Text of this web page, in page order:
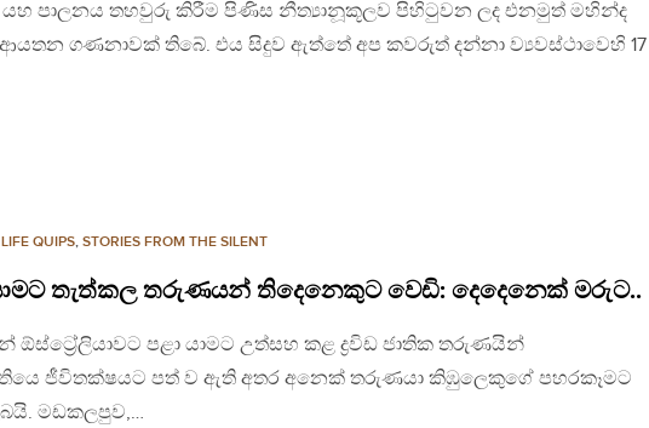
යහ පාලනය තහවුරු කිරීම පිණිස නීත්‍යානූකූලව පිහිටුවන ලද එනමුත් මහින්ද
ගණනාවක් තිබේ. එය සිදුව ඇත්තේ අප කවරුත් දන්නා ව්‍යවස්ථාවෙහි 17
LIFE QUIPS, STORIES FROM THE SILENT
තැත්කල තරුණයන් තිදෙනෙකුට වෙඩි: දෙදෙනෙක් මරුට..
පළා යාමට උත්සහ කළ ද්‍රවිඩ ජාතික තරුණයින්
ජීවිතක්ෂයට පත් ව ඇති අතර අනෙක් තරුණයා කිඹුලෙකුගේ පහරකෑමට
මඩකලපුව,…